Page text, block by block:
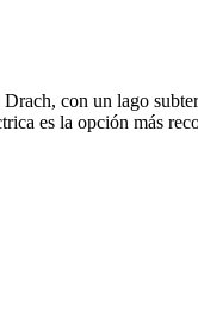
con un lago
es la opción más